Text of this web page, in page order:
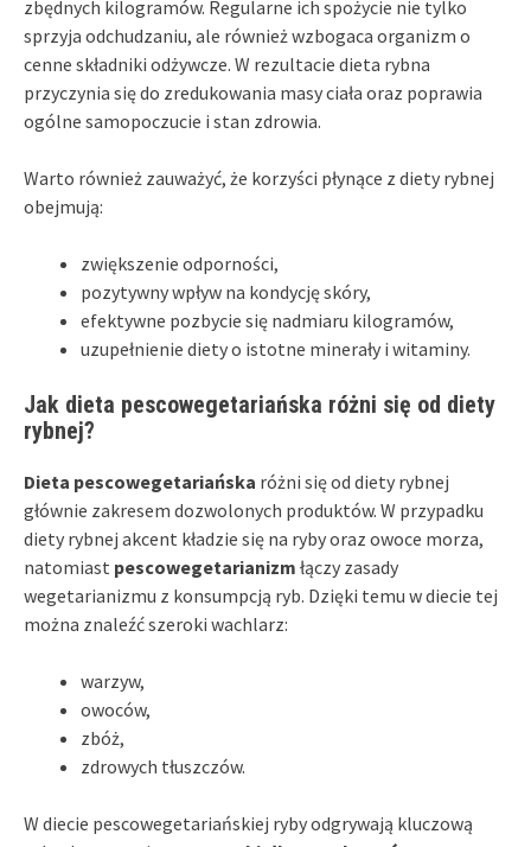
zbędnych kilogramów. Regularne ich spożycie nie tylko
sprzyja odchudzaniu, ale również wzbogaca organizm o
cenne składniki odżywcze. W rezultacie dieta rybna
przyczynia się do zredukowania masy ciała oraz poprawia
ogólne samopoczucie i stan zdrowia.
Warto również zauważyć, że korzyści płynące z diety rybnej
obejmują:
zwiększenie odporności,
pozytywny wpływ na kondycję skóry,
efektywne pozbycie się nadmiaru kilogramów,
uzupełnienie diety o istotne minerały i witaminy.
Jak dieta pescowegetariańska różni się od diety
rybnej?
Dieta pescowegetariańska różni się od diety rybnej
głównie zakresem dozwolonych produktów. W przypadku
diety rybnej akcent kładzie się na ryby oraz owoce morza,
natomiast pescowegetarianizm łączy zasady
wegetarianizmu z konsumpcją ryb. Dzięki temu w diecie tej
można znaleźć szeroki wachlarz:
warzyw,
owoców,
zbóż,
zdrowych tłuszczów.
W diecie pescowegetariańskiej ryby odgrywają kluczową